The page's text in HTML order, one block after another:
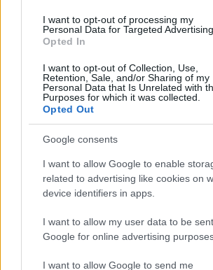
I want to opt-out of processing my
Personal Data for Targeted
Opted In
I want to opt-out of Collection, Use,
Retention, Sale, and/or Sharing of my
Personal Data that Is Unrelated with
Purposes for which it was collected.
Opted Out
Google consents
I want to allow Google to enable
related to advertising like cookies on
device identifiers in apps.
I want to allow my user data to be
Google for online advertising
I want to allow Google to send me
újra népszerűvé tette az
de vajon tényleg érdemes
belevágnod?
Archívum Impresszum
Rólunk
Szerkesztőségi küldetés
Kapcsolat
Akadálymentesítési nyilatkozat